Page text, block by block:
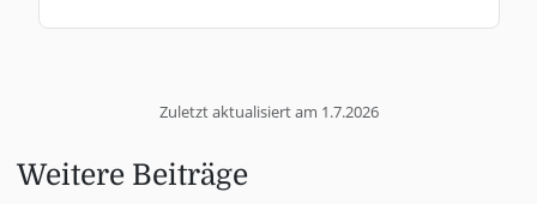
Zuletzt aktualisiert am 1.7.2026
Weitere Beiträge